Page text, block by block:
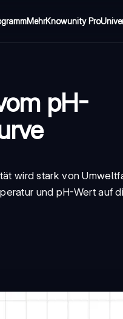
MehrKnowunity Pro
pH-
wird stark von
und pH-Wert auf